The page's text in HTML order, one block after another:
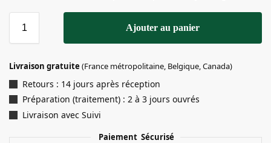
Ajouter au panier
Livraison gratuite (France métropolitaine, Belgique, Canada)
Retours : 14 jours après réception
Préparation (traitement) : 2 à 3 jours ouvrés
Livraison avec Suivi
Paiement Sécurisé